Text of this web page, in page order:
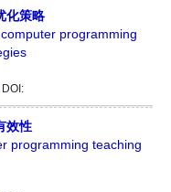
化策略
programming
DOI:
效性
programming teaching